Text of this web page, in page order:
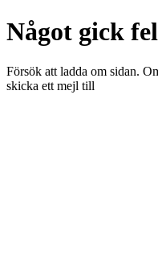
Något gick
Försök att ladda om sidan.
skicka ett mejl till